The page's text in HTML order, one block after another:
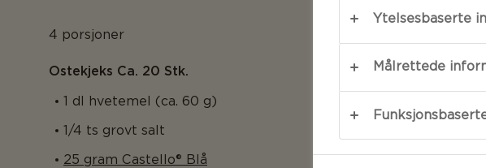
4 porsjoner
Ostekjeks Ca. 20 Stk.
1 dl hvetemel (ca. 60 g)
1/4 ts grovt salt
25 gram Castello® Blå
Ytelsesbaserte
Målrettede